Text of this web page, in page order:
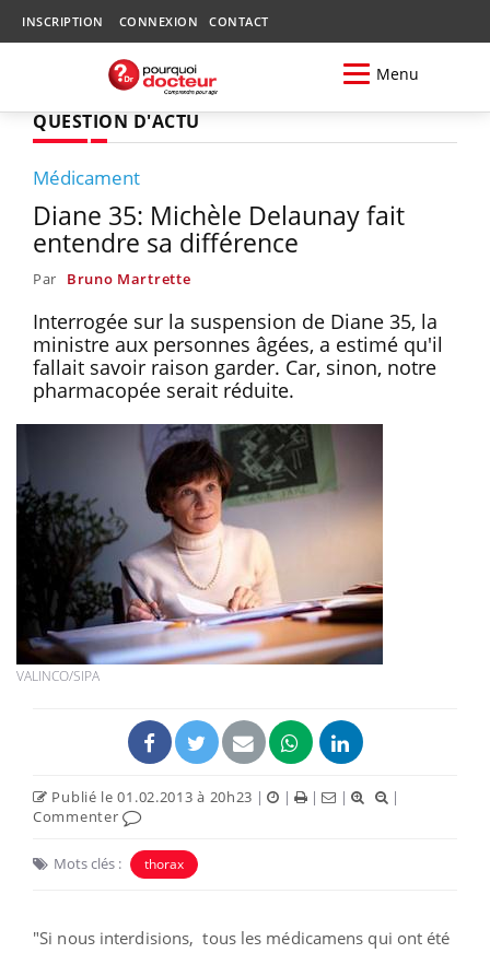
INSCRIPTION CONNEXION CONTACT
Menu
QUESTION D'ACTU
Médicament
Diane 35: Michèle Delaunay fait
entendre sa différence
Par Bruno Martrette
Interrogée sur la suspension de Diane 35, la
ministre aux personnes âgées, a estimé qu'il
fallait savoir raison garder. Car, sinon, notre
pharmacopée serait réduite.
VALINCO/SIPA
Publié le 01.02.2013 à 20h23 | | | |
|
Commenter
Mots clés : thorax
"Si nous interdisions, tous les médicamens qui ont été